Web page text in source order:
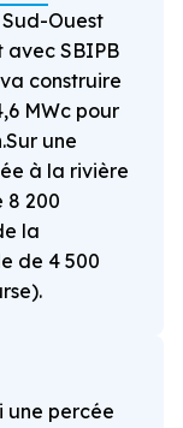
Ouest
avec SBIPB
construire
MWc pour
une
à la rivière
8 200
la
de 4 500
une percée